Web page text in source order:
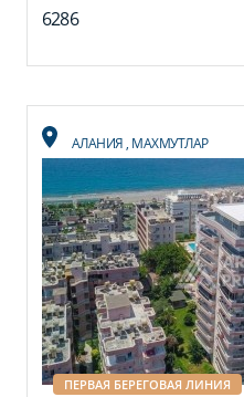
6286
АЛАНИЯ, МАХМУТЛАР
ПЕРВАЯ БЕРЕГОВАЯ ЛИНИЯ